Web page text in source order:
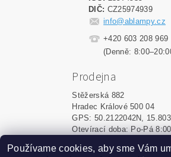
DIČ: CZ25974939
info@ablampy.cz
+420 603 208 969
(Denně:
Prodejna
Stěžerská 882
Hradec Králové 500 04
GPS: 50.2122042N,
Otevírací doba: Po-Pá
Shoptet.sk
Používame cookies, aby sme Vám